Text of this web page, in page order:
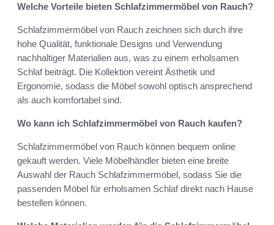
Welche Vorteile bieten Schlafzimmermöbel von Rauch?
Schlafzimmermöbel von Rauch zeichnen sich durch ihre
hohe Qualität, funktionale Designs und Verwendung
nachhaltiger Materialien aus, was zu einem erholsamen
Schlaf beiträgt. Die Kollektion vereint Ästhetik und
Ergonomie, sodass die Möbel sowohl optisch ansprechend
als auch komfortabel sind.
Wo kann ich Schlafzimmermöbel von Rauch kaufen?
Schlafzimmermöbel von Rauch können bequem online
gekauft werden. Viele Möbelhändler bieten eine breite
Auswahl der Rauch Schlafzimmermöbel, sodass Sie die
passenden Möbel für erholsamen Schlaf direkt nach Hause
bestellen können.